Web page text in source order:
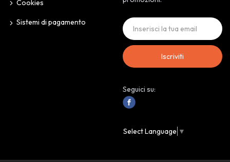
Cookies
Sistemi di pagamento
Iscriviti
Seguici su:
Select Language ▼